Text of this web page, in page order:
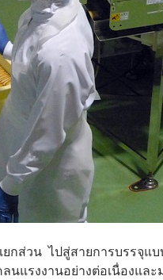
กส่วน ไปสู่สายการบรรจุ
แรงงานอย่างต่อเนื่องแ